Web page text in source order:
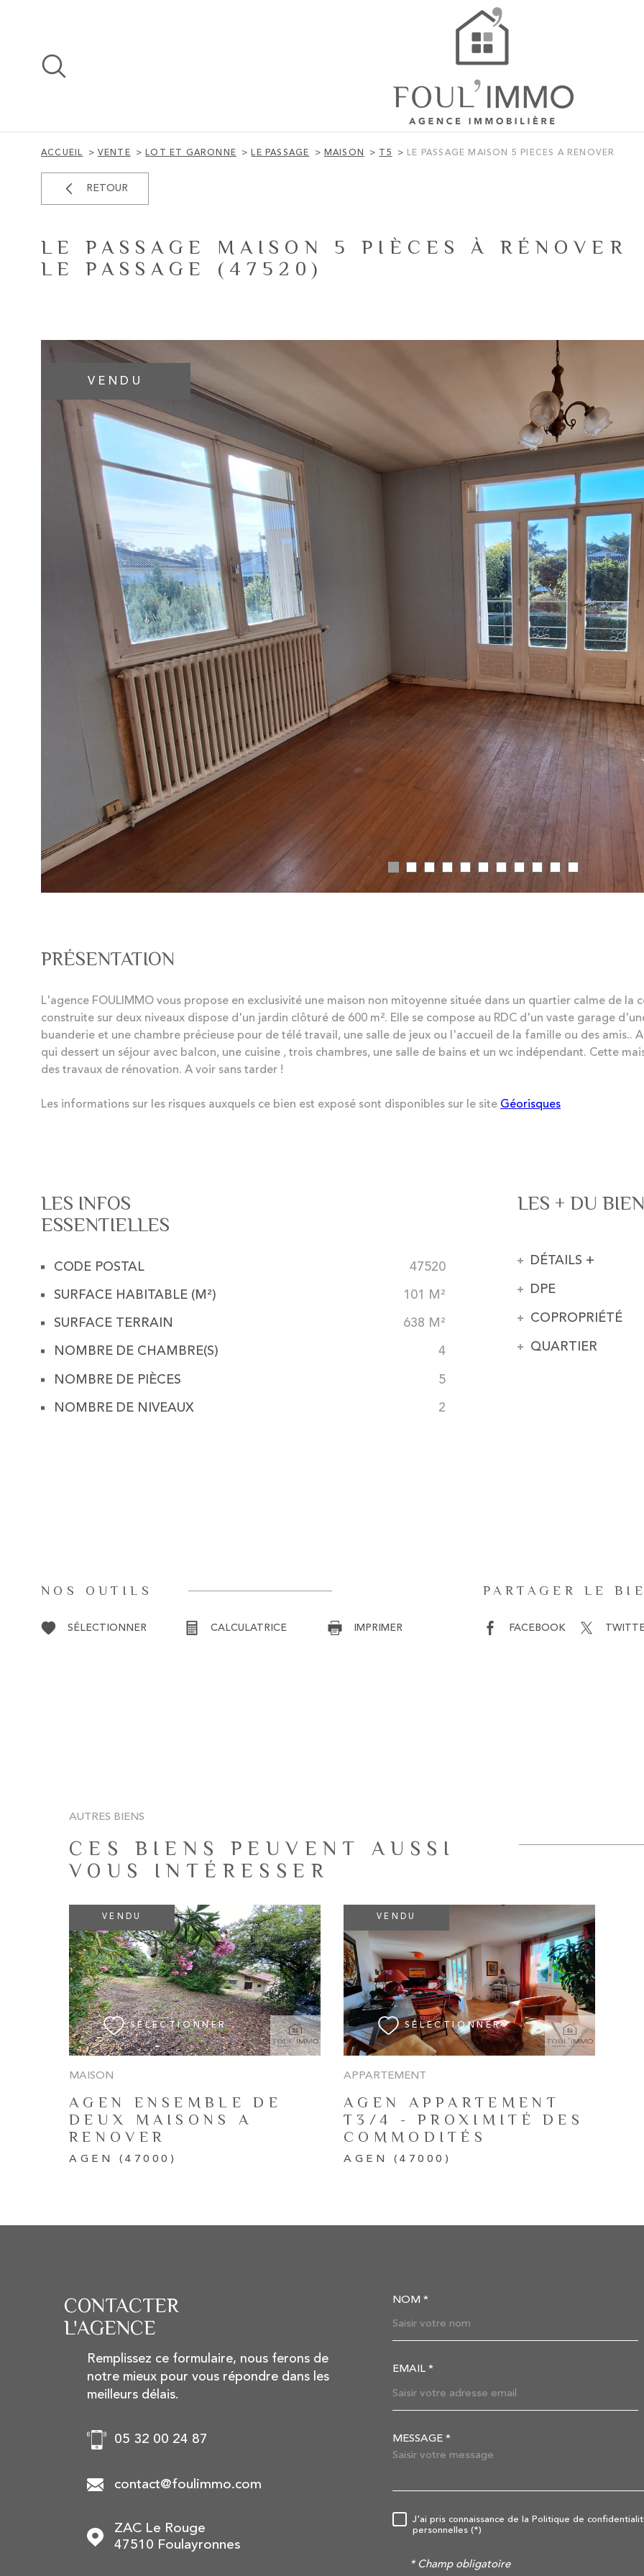
recherche
principal
ACCUEIL VENTE LOT ET GARONNE LE PASSAGE MAISON T5 LE PASSAGE MAISON 5 PIECES A RENOVER
RETOUR
LE PASSAGE MAISON 5 PIÈCES À RÉNOVER
LE PASSAGE (47520)
VENDU
PRÉSENTATION
L'agence FOULIMMO vous propose en exclusivité une maison non mitoyenne située dans un quartier calme de la
construite sur deux niveaux dispose d'un jardin clôturé de 600 m². Elle se compose au RDC d'un vaste garage
buanderie et une chambre précieuse pour de télé travail, une salle de jeux ou l'accueil de la famille ou des amis..
qui dessert un séjour avec balcon, une cuisine , trois chambres, une salle de bains et un wc indépendant. Cette
des travaux de rénovation. A voir sans tarder !
Les informations sur les risques auxquels ce bien est exposé sont disponibles sur le site Géorisques
LES INFOS
ESSENTIELLES
Caractérisque Valeurs
CODE POSTAL 47520
SURFACE HABITABLE (M²) 101 M²
SURFACE TERRAIN 638 M²
NOMBRE DE CHAMBRE(S) 4
NOMBRE DE PIÈCES 5
NOMBRE DE NIVEAUX 2
LES + DU BIEN
DÉTAILS +
DPE
COPROPRIÉTÉ
QUARTIER
NOS OUTILS
SÉLECTIONNER CALCULATRICE IMPRIMER
PARTAGER LE
FACEBOOK
AUTRES BIENS
CES BIENS PEUVENT AUSSI
VOUS INTÉRESSER
MAISON
AGEN ENSEMBLE DE
DEUX MAISONS A
RENOVER
AGEN (47000)
VENDU
SÉLECTIONNER
VOIR LE BIEN
APPARTEMENT
AGEN APPARTEMENT
T3/4 - PROXIMITÉ DES
COMMODITÉS
AGEN (47000)
VENDU
SÉLECTIONNER
VOIR LE BIEN
CONTACTER
L'AGENCE
Remplissez ce formulaire, nous ferons de
notre mieux pour vous répondre dans les
meilleurs délais.
05 32 00 24 87
contact@foulimmo.com
ZAC Le Rouge
47510
Foulayronnes
NOM *
EMAIL *
MESSAGE *
RÈGLEMENTATION
J'ai pris connaissance de la Politique de
personnelles (*)
* Champ obligatoire